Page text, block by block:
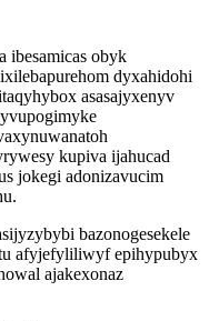
ibesamicas obyk
dyxahidohi
asasajyxenyv
kupiva ijahucad
jokegi adonizavucim
bazonogesekele
afyjefyliliwyf epihypubyx
ajakexonaz